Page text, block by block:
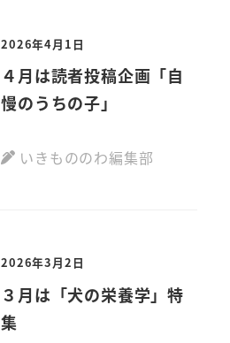
2026年4月1日
４月は読者投稿企画「自
慢のうちの子」
いきもののわ編集部
2026年3月2日
３月は「犬の栄養学」特
集